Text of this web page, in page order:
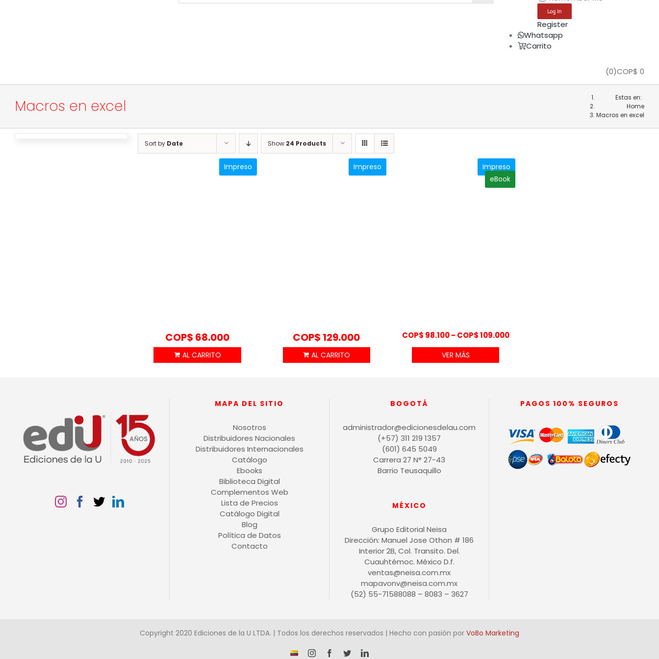
Register
Whatsapp
Carrito
(0)COP$ 0
Macros en excel
Estas en:
Home
Macros en excel
Sort by Date Show 24 Products
Impreso
COP$ 68.000
Impreso
COP$ 129.000
Impreso
eBook
COP$ 98.100 - COP$109.000Rango
COP$ 109.000
VER MÁS
MAPA DEL SITIO
Nosotros
Distribuidores Nacionales
Distribuidores Internacionales
Catálogo
Ebooks
Biblioteca Digital
Complementos Web
Lista de Precios
Catálogo Digital
Blog
Política de Datos
Contacto
BOGOTÁ
administrador@edicionesdelau.com
(+57) 311 219 1357
(601) 645 5049
Carrera 27 N° 27-43
Barrio Teusaquillo
MÉXICO
Grupo Editorial Neisa
Dirección: Manuel Jose Othon # 186
Interior 2B, Col. Transito. Del.
Cuauhtémoc. México D.f.
ventas@neisa.com.mx
mapavonv@neisa.com.mx
(52) 55-71588088 – 8083 – 3627
PAGOS 100% SEGUROS
Copyright 2020 Ediciones de la U LTDA. | Todos los derechos reservados | Hecho con pasión por VoBo Marketing
¡Somos InstagramFacebook
X LinkedIn